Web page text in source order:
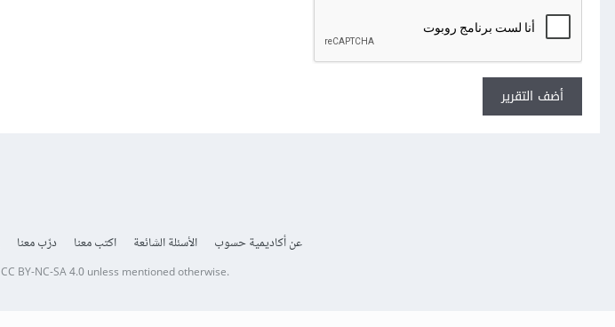
أضف التقرير
عن أكاديمية حسوب الأسئلة الشائعة اكتب معنا درّب معنا
CC BY-NC-SA 4.0unless mentioned otherwise.